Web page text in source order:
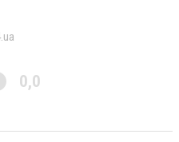
0,0